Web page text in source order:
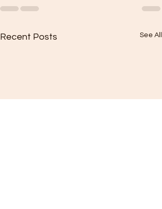
Recent Posts See All